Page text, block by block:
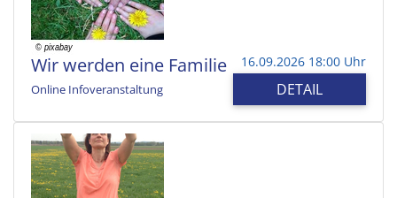
Wir werden eine Familie
Online Infoveranstaltung
16.09.2026 18:00 Uhr
DETAIL